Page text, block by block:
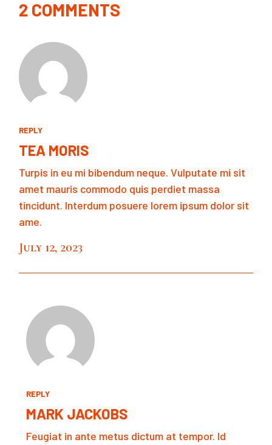
2 COMMENTS
TEA MORIS
REPLY
Turpis in eu mi bibendum neque. Vulputate mi sit
amet mauris commodo quis perdiet massa
tincidunt. Interdum posuere lorem ipsum dolor sit
ame.
July 12, 2023
MARK JACKOBS
REPLY
Feugiat in ante metus dictum at tempor. Id